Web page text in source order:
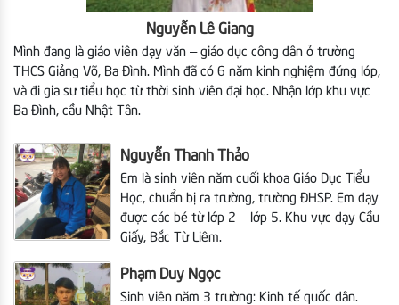
Nguyễn Lê Giang
Mình đang là giáo viên dạy văn – giáo dục công dân ở trường
THCS Giảng Võ, Ba Đình. Mình đã có 6 năm kinh nghiệm đứng lớp,
và đi gia sư tiểu học từ thời sinh viên đại học. Nhận lớp khu vực
Ba Đình, cầu Nhật Tân.
Nguyễn Thanh Thảo
Em là sinh viên năm cuối khoa Giáo Dục Tiểu
Học, chuẩn bị ra trường, trường ĐHSP. Em dạy
được các bé từ lớp 2 – lớp 5. Khu vực dạy Cầu
Giấy, Bắc Từ Liêm.
Phạm Duy Ngọc
Sinh viên năm 3 trường: Kinh tế quốc dân.